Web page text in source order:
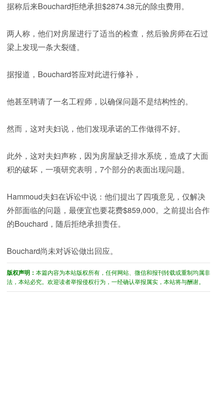
据称后来Bouchard拒绝承担$2874.38元的除虫费用。
两人称，他们对房屋进行了适当的检查，然后验房师在石过
梁上发现一条大裂缝。
据报道，Bouchard答应对此进行修补，
他甚至聘请了一名工程师，以确保问题不是结构性的。
然而，这对夫妇说，他们发现承诺的工作做得不好。
此外，这对夫妇声称，因为房屋缺乏排水系统，造成了大面
积的破坏，一项研究表明，7个部分的表面出现问题。
Hammoud夫妇在诉讼中说：他们提出了四项意见，仅解决
外部面临的问题，最便宜也要花费$859,000。之前提出合作
的Bouchard，随后拒绝承担责任。
Bouchard尚未对诉讼做出回应。
版权声明： 本篇内容为本站版权所有，任何网站、微信和报刊转载或重制均属非
法，本站必究。欢迎读者举报侵权行为，一经确认举报属实，本站将与酬谢。